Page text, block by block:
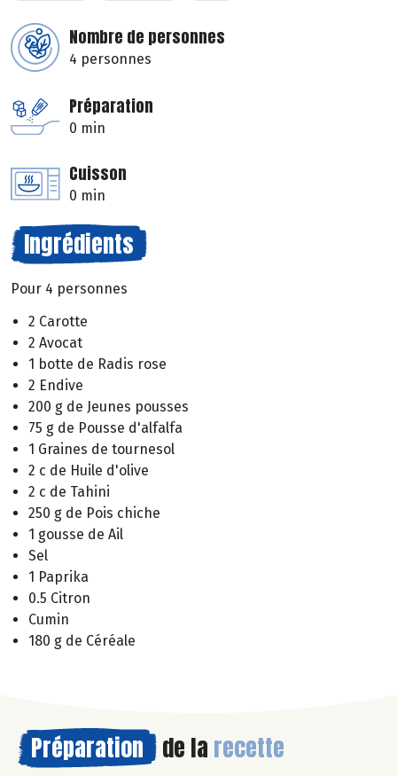
Nombre de personnes
4 personnes
Préparation
0 min
Cuisson
0 min
Ingrédients
Pour 4 personnes
2 Carotte
2 Avocat
1 botte de Radis rose
2 Endive
200 g de Jeunes pousses
75 g de Pousse d'alfalfa
1 Graines de tournesol
2 c de Huile d'olive
2 c de Tahini
250 g de Pois chiche
1 gousse de Ail
Sel
1 Paprika
0.5 Citron
Cumin
180 g de Céréale
Préparation de la recette